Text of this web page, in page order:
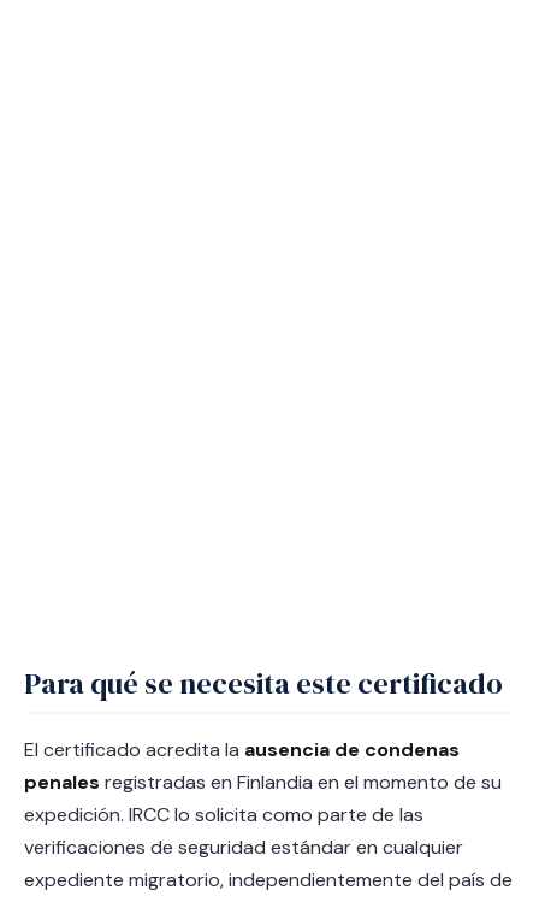
Para qué se necesita este certificado
El certificado acredita la ausencia de condenas
penales registradas en Finlandia en el momento de su
expedición. IRCC lo solicita como parte de las
verificaciones de seguridad estándar en cualquier
expediente migratorio, independientemente del país de